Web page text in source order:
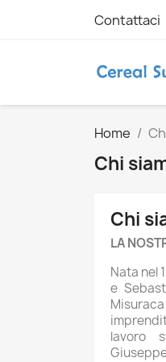
Contattaci
Home
Chi
Chi
LA
Nata nel
e
lavoro